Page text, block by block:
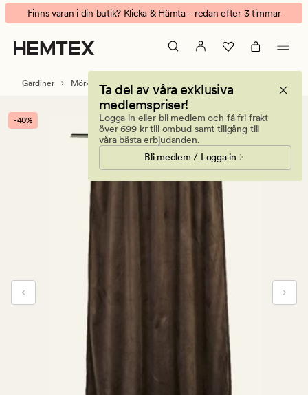
Max
ljusdämpande
gardin
mörkbrun
Animerad
banner.
Klicka
på
att
pausa.
Finns varan i din butik? Klicka & Hämta - redan efter 3 timmar
Ta del av våra exklusiva
medlemspriser!
Logga in eller bli medlem och få fri frakt
över 699 kr till ombud samt tillgång till
våra bästa erbjudanden.
Bli medlem / Logga in
Gardiner Mörkläggningsgardiner
-40%